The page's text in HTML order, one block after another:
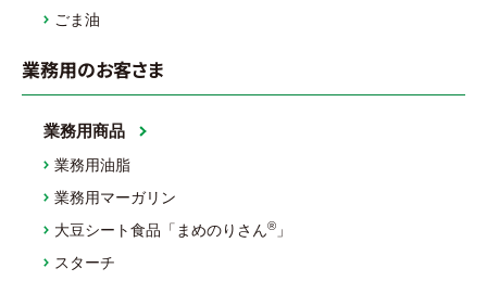
ごま油
業務用のお客さま
業務用商品
業務用油脂
業務用マーガリン
大豆シート食品「まめのりさん® 」
スターチ